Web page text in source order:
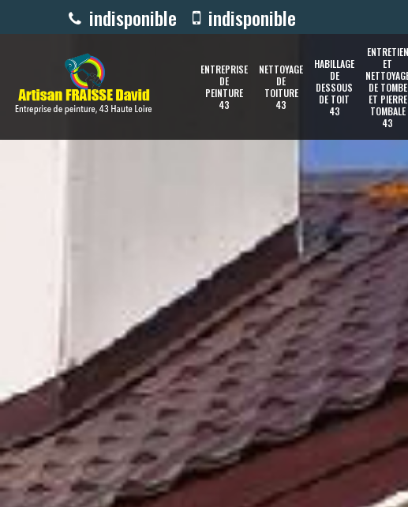
indisponible indisponible
ENTREPRISE
DE
PEINTURE
43
NETTOYAGE
DE
TOITURE
43
HABILLAGE
DE
DESSOUS
DE TOIT
43
ENTRETIEN
ET
DE TOMBE
ET PIERRE
TOMBALE
43